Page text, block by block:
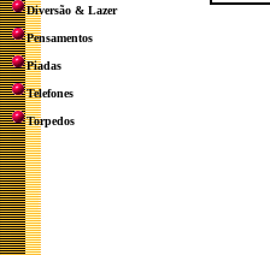
Diversão & Lazer
Pensamentos
Piadas
Telefones
Torpedos